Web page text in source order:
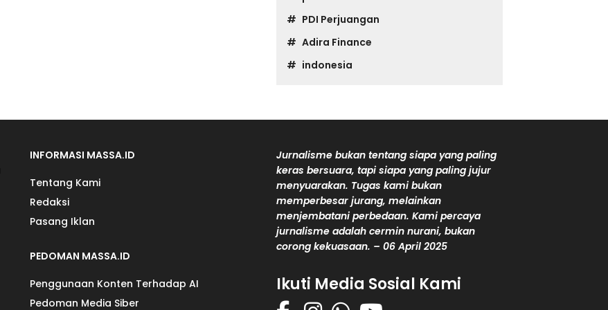
PDI Perjuangan
Adira Finance
indonesia
INFORMASI MASSA.ID
Tentang Kami
Redaksi
Pasang Iklan
PEDOMAN MASSA.ID
Penggunaan Konten Terhadap AI
Pedoman Media Siber
Jurnalisme bukan tentang siapa yang paling
keras bersuara, tapi siapa yang paling jujur
menyuarakan. Tugas kami bukan
memperbesar jurang, melainkan
menjembatani perbedaan. Kami percaya
jurnalisme adalah cermin nurani, bukan
corong kekuasaan. – 06 April 2025
Ikuti Media Sosial Kami